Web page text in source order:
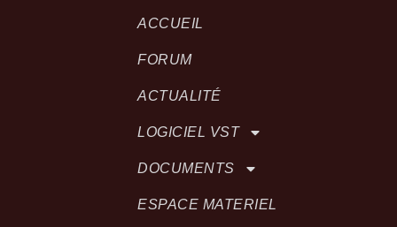
ACCUEIL
FORUM
ACTUALITÉ
LOGICIEL VST
DOCUMENTS
ESPACE MATERIEL